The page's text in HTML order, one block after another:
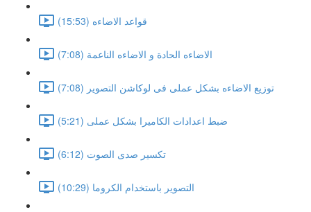
قواعد الاضاءه (15:53)
الاضاءه الحادة و الاضاءه الناعمة (7:08)
توزيع الاضاءه بشكل عملى فى لوكاشن التصوير (7:08)
ضبط اعدادات الكاميرا بشكل عملى (5:21)
تكسير صدى الصوت (6:12)
التصوير باستخدام الكروما (10:29)